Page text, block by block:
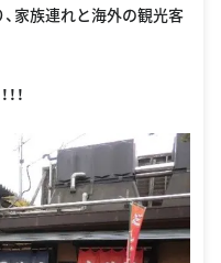
家族連れと海外の観光客
！